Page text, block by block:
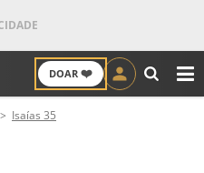
DOAR ❤️
Isaías 35